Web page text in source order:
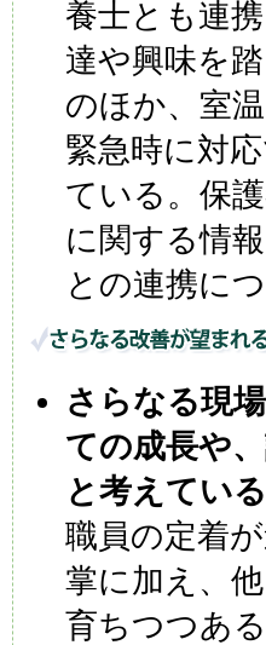
養士とも連
達や興味を
のほか、室
緊急時に対
ている。保
に関する情
との連携に
さらなる現
ての成長や
と考えている
職員の定着
掌に加え、
育ちつつあ